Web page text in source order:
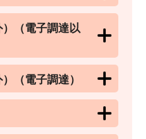
（電子調達以
（電子調達）